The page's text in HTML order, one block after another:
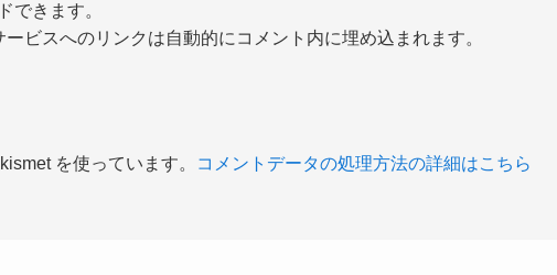
できます。
ビスへのリンクは自動的にコメント内に埋め込まれます。
を使っています。
コメントデータの処理方法の詳細はこちら